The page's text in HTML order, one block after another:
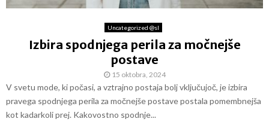
Uncategorized @sl
Izbira spodnjega perila za močnejše
postave
15 oktobra, 2024
V svetu mode, ki počasi, a vztrajno postaja bolj vključujoč, je izbira
pravega spodnjega perila za močnejše postave postala pomembnejša
kot kadarkoli prej. Kakovostno spodnje...